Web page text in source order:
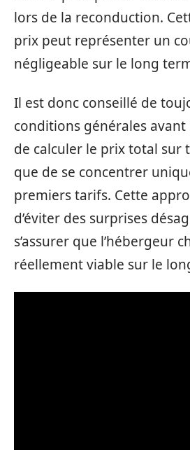
lors de la reconduction.
prix peut représenter un
négligeable sur le long
Il est donc conseillé de
conditions générales
de calculer le prix total sur
que de se concentrer
premiers tarifs. Cette
d’éviter des surprises
s’assurer que l’hébergeur
réellement viable sur le